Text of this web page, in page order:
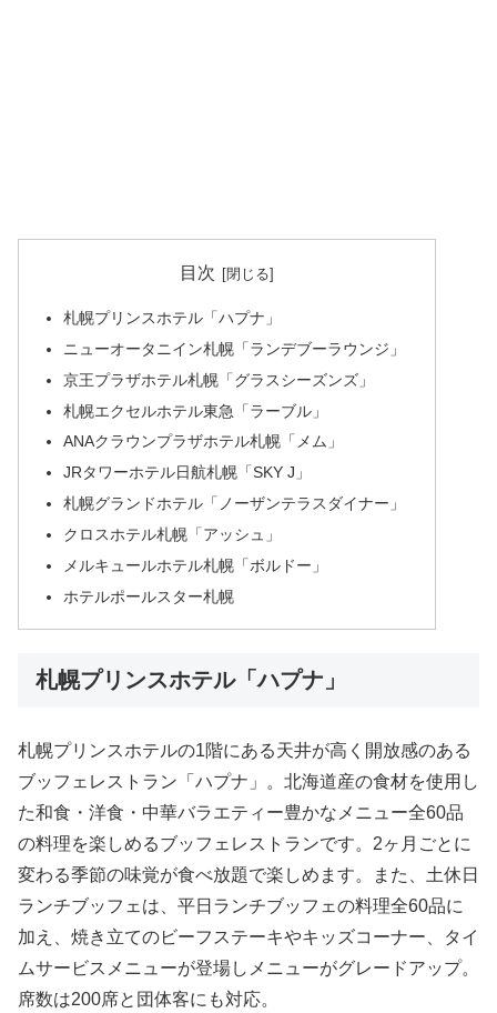
目次
札幌プリンスホテル「ハプナ」
ニューオータニイン札幌「ランデブーラウンジ」
京王プラザホテル札幌「グラスシーズンズ」
札幌エクセルホテル東急「ラーブル」
ANAクラウンプラザホテル札幌「メム」
JRタワーホテル日航札幌「SKY J」
札幌グランドホテル「ノーザンテラスダイナー」
クロスホテル札幌「アッシュ」
メルキュールホテル札幌「ボルドー」
ホテルポールスター札幌
札幌プリンスホテル「ハプナ」
札幌プリンスホテルの1階にある天井が高く開放感のある
ブッフェレストラン「ハプナ」。北海道産の食材を使用し
た和食・洋食・中華バラエティー豊かなメニュー全60品
の料理を楽しめるブッフェレストランです。2ヶ月ごとに
変わる季節の味覚が食べ放題で楽しめます。また、土休日
ランチブッフェは、平日ランチブッフェの料理全60品に
加え、焼き立てのビーフステーキやキッズコーナー、タイ
ムサービスメニューが登場しメニューがグレードアップ。
席数は200席と団体客にも対応。